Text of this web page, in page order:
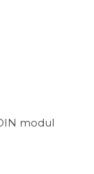
modul